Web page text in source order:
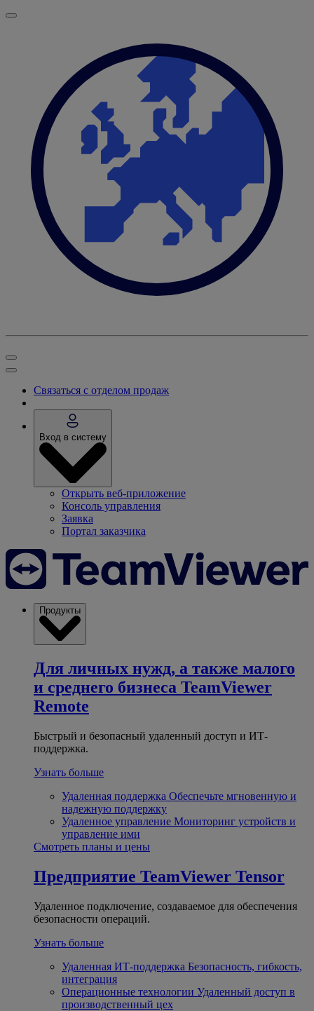
Связаться с отделом продаж
Вход в систему
Открыть веб-приложение
Консоль управления
Заявка
Портал заказчика
Продукты
Для личных нужд, а также малого
и среднего бизнеса TeamViewer
Remote
Быстрый и безопасный удаленный доступ и ИТ-
поддержка.
Узнать больше
Удаленная поддержка Обеспечьте мгновенную и
надежную поддержку
Удаленное управление Мониторинг устройств и
управление ими
Смотреть планы и цены
Предприятие TeamViewer Tensor
Удаленное подключение, создаваемое для обеспечения
безопасности операций.
Узнать больше
Удаленная ИТ-поддержка Безопасность, гибкость,
интеграция
Операционные технологии Удаленный доступ в
производственный цех